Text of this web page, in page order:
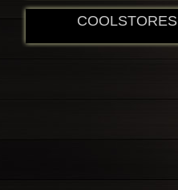
COOLSTORES